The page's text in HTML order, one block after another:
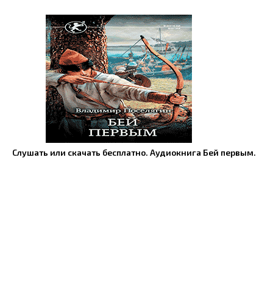
Слушать или скачать бесплатно. Аудиокнига Бей первым.